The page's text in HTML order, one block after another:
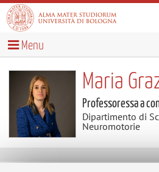
Menu
Maria
Professoressa a
Dipartimento di
Neuromotorie